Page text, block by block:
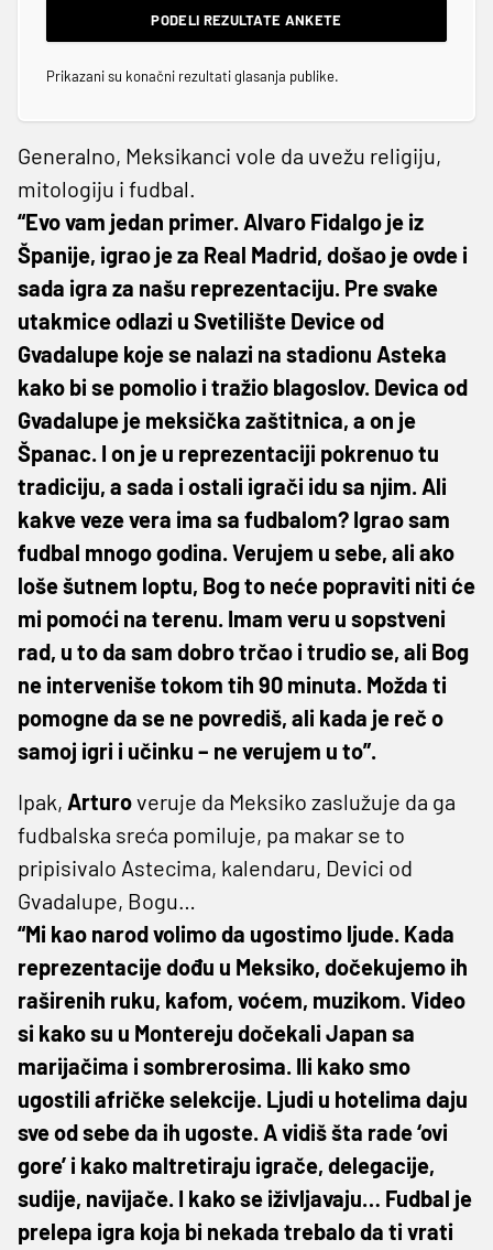
PODELI REZULTATE ANKETE
Prikazani su konačni rezultati glasanja publike.
Generalno, Meksikanci vole da uvežu religiju,
mitologiju i fudbal.
“Evo vam jedan primer. Alvaro Fidalgo je iz
Španije, igrao je za Real Madrid, došao je ovde i
sada igra za našu reprezentaciju. Pre svake
utakmice odlazi u Svetilište Device od
Gvadalupe koje se nalazi na stadionu Asteka
kako bi se pomolio i tražio blagoslov. Devica od
Gvadalupe je meksička zaštitnica, a on je
Španac. I on je u reprezentaciji pokrenuo tu
tradiciju, a sada i ostali igrači idu sa njim. Ali
kakve veze vera ima sa fudbalom? Igrao sam
fudbal mnogo godina. Verujem u sebe, ali ako
loše šutnem loptu, Bog to neće popraviti niti će
mi pomoći na terenu. Imam veru u sopstveni
rad, u to da sam dobro trčao i trudio se, ali Bog
ne interveniše tokom tih 90 minuta. Možda ti
pomogne da se ne povrediš, ali kada je reč o
samoj igri i učinku – ne verujem u to”.
Ipak, Arturoveruje da Meksiko zaslužuje da ga
fudbalska sreća pomiluje, pa makar se to
pripisivalo Astecima, kalendaru, Devici od
Gvadalupe, Bogu…
“Mi kao narod volimo da ugostimo ljude. Kada
reprezentacije dođu u Meksiko, dočekujemo ih
raširenih ruku, kafom, voćem, muzikom. Video
si kako su u Montereju dočekali Japan sa
marijačima i sombrerosima. Ili kako smo
ugostili afričke selekcije. Ljudi u hotelima daju
sve od sebe da ih ugoste. A vidiš šta rade ‘ovi
gore’ i kako maltretiraju igrače, delegacije,
sudije, navijače. I kako se iživljavaju… Fudbal je
prelepa igra koja bi nekada trebalo da ti vrati